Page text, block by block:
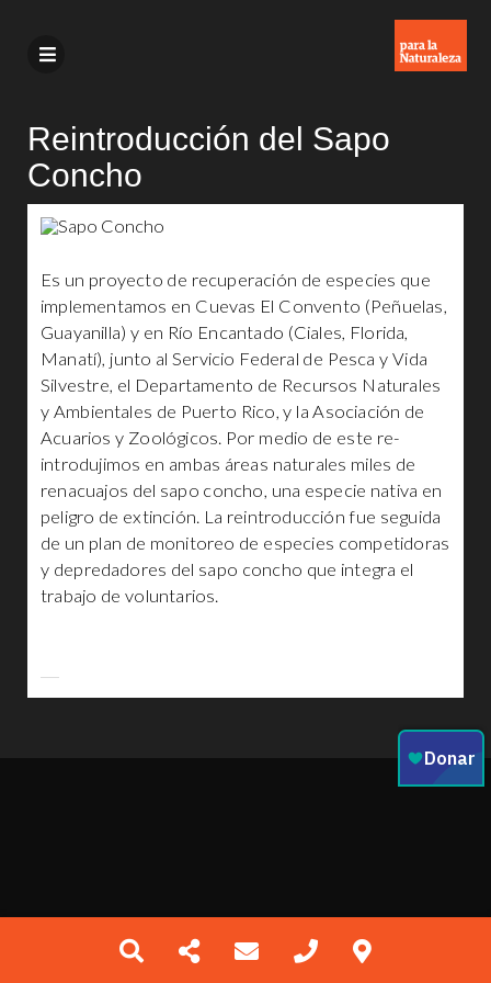
Reintroducción del Sapo
Concho
Es un proyecto de recuperación de especies que
implementamos en Cuevas El Convento (Peñuelas,
Guayanilla) y en Río Encantado (Ciales, Florida,
Manatí), junto al Servicio Federal de Pesca y Vida
Silvestre, el Departamento de Recursos Naturales
y Ambientales de Puerto Rico, y la Asociación de
Acuarios y Zoológicos. Por medio de este re-
introdujimos en ambas áreas naturales miles de
renacuajos del sapo concho, una especie nativa en
peligro de extinción. La reintroducción fue seguida
de un plan de monitoreo de especies competidoras
y depredadores del sapo concho que integra el
trabajo de voluntarios.